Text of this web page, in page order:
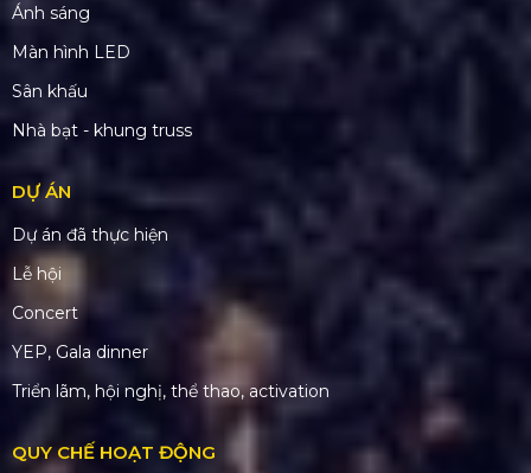
Ánh sáng
Màn hình LED
Sân khấu
Nhà bạt - khung truss
DỰ ÁN
Dự án đã thực hiện
Lễ hội
Concert
YEP, Gala dinner
Triển lãm, hội nghị, thể thao, activation
QUY CHẾ HOẠT ĐỘNG